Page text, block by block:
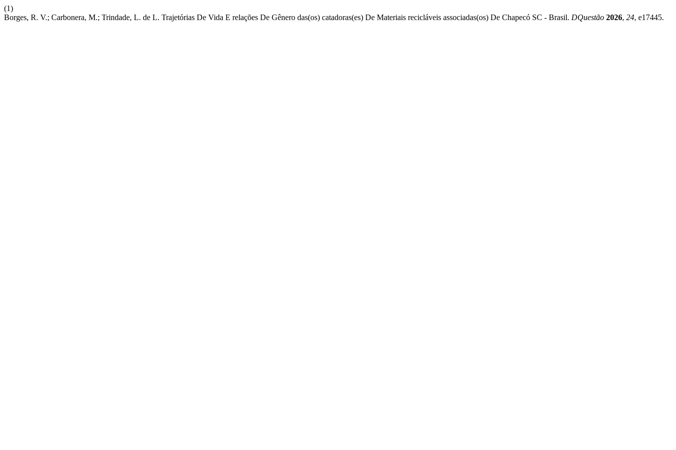
(1)
Borges, R. V.; Carbonera, M.; Trindade, L. de L. Trajetórias De Vida E relações De Gênero das(os) catadoras(es) De Materiais recicláveis associadas(os) De Chapecó SC - Brasil. DQuestão 2026, 24, e17445.